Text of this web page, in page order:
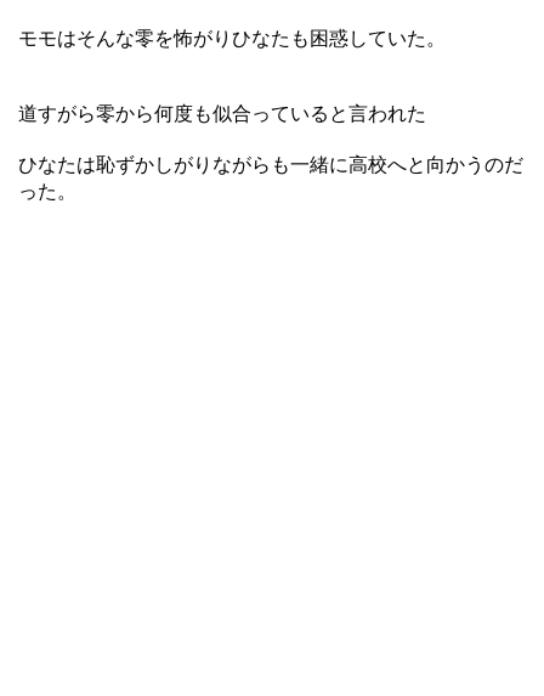
モモはそんな零を怖がりひなたも困惑していた。
道すがら零から何度も似合っていると言われた
ひなたは恥ずかしがりながらも一緒に高校へと向かうのだ
った。